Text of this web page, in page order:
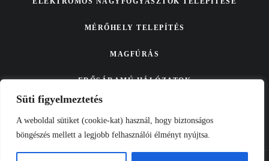
Süti figyelmeztetés
A weboldal sütiket (cookie-kat) használ, hogy biztonságos
böngészés mellett a legjobb felhasználói élményt nyújtsa.
MÉRŐHELY TELEPÍTÉS
MAGFÚRÁS
ERŐSÁRAMÚ HÁLÓZATOK